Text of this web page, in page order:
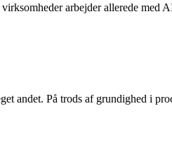
arbejder allerede med
andet. På trods af grundighed i